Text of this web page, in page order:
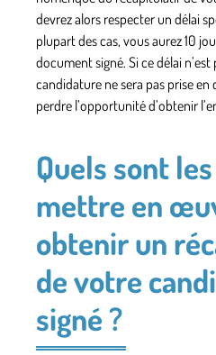
devrez alors respecter un délai
plupart des cas, vous aurez 10
document signé. Si ce délai
candidature ne sera pas prise
perdre l’opportunité d’obtenir
Quels sont
mettre en
obtenir un
de votre
signé ?